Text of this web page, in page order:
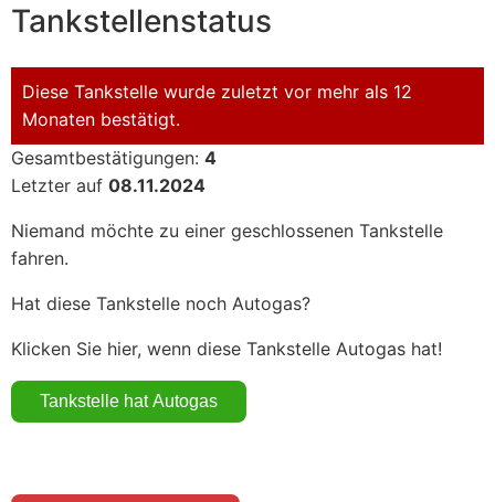
Tankstellenstatus
Diese Tankstelle wurde zuletzt vor mehr als 12
Monaten bestätigt.
Gesamtbestätigungen: 4
Letzter auf 08.11.2024
Niemand möchte zu einer geschlossenen Tankstelle
fahren.
Hat diese Tankstelle noch Autogas?
Klicken Sie hier, wenn diese Tankstelle Autogas hat!